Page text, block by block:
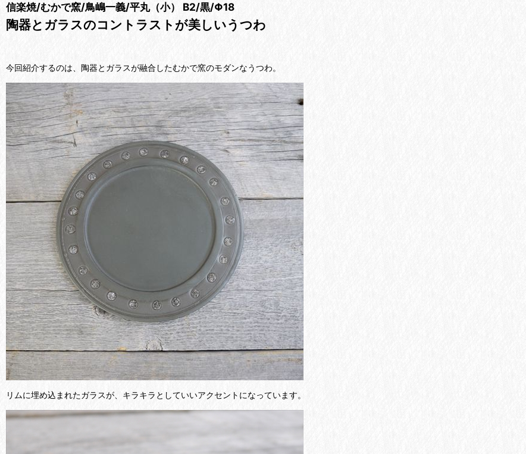
信楽焼/むかで窯/鳥嶋一義/平丸（小） B2/黒/Φ18
陶器とガラスのコントラストが美しいうつわ
今回紹介するのは、陶器とガラスが融合したむかで窯のモダンなうつわ。
リムに埋め込まれたガラスが、キラキラとしていいアクセントになっています。